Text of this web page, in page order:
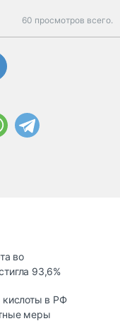
60 просмотров всего.
во
93,6%
кислоты в РФ
меры